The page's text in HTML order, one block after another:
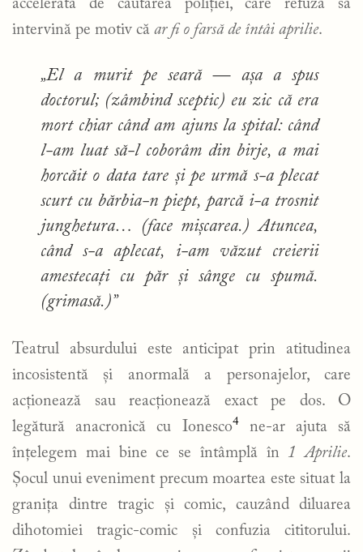
accelerată de căutarea poliției, care refuză să
intervină pe motiv că ar fi o farsă de întâi aprilie.
„El a murit pe seară — așa a spus
doctorul; (zâmbind sceptic) eu zic că era
mort chiar când am ajuns la spital: când
l-am luat să-l coborâm din birje, a mai
horcăit o data tare și pe urmă s-a plecat
scurt cu bărbia-n piept, parcă i-a trosnit
junghetura… (face mișcarea.) Atuncea,
când s-a aplecat, i-am văzut creierii
amestecați cu păr și sânge cu spumă.
(grimasă.)”
Teatrul absurdului este anticipat prin atitudinea
incosistentă și anormală a personajelor, care
acționează sau reacționează exact pe dos. O
legătură anacronică cu Ionesco4ne-ar ajuta să
înțelegem mai bine ce se întâmplă în 1 Aprilie.
Șocul unui eveniment precum moartea este situat la
granița dintre tragic și comic, cauzând diluarea
dihotomiei tragic-comic și confuzia cititorului.